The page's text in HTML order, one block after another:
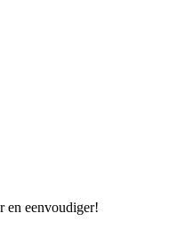
en eenvoudiger!